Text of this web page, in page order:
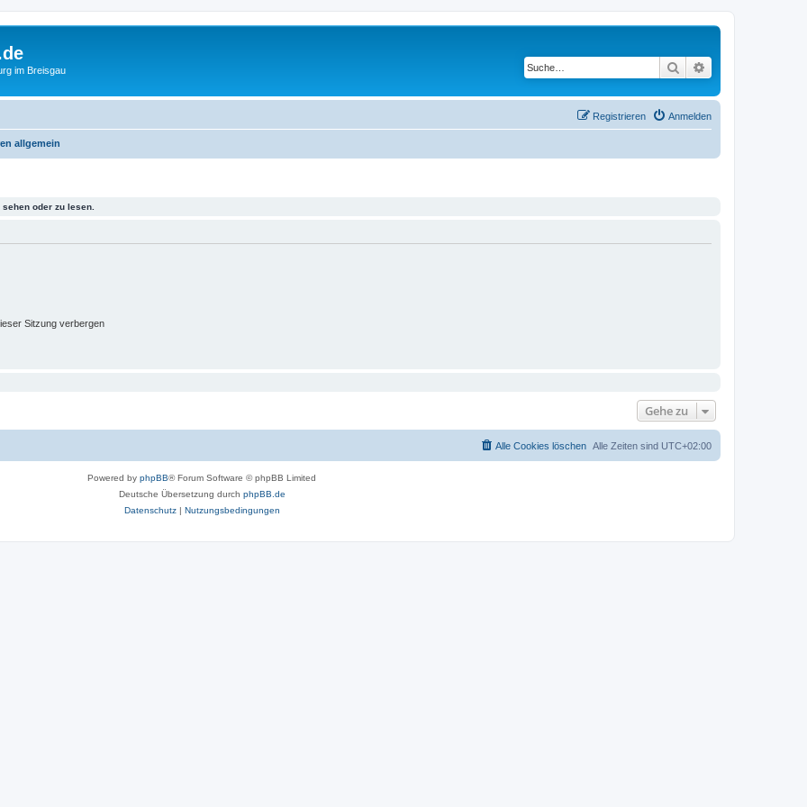
im Breisgau Suche
Anmelden
Registrieren
allgemein
oder zu lesen.
Sitzung verbergen
Gehe zu
Alle Zeiten sind UTC+02:00
Alle Cookies löschen
Powered by phpBB® Forum Software © phpBB Limited
Deutsche Übersetzung durch phpBB.de
Datenschutz| Nutzungsbedingungen